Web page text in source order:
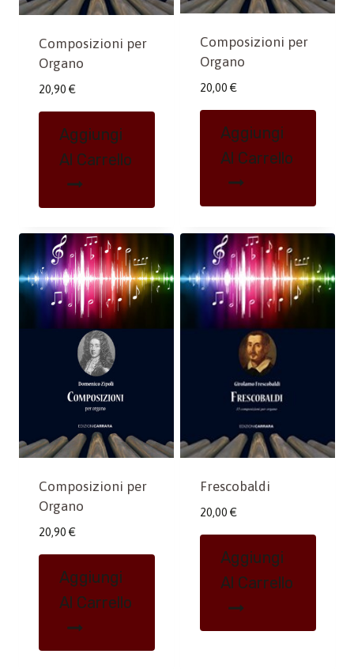
Composizioni per
Organo
20,90 €
Aggiungi
Al Carrello
Composizioni per
Organo
20,00 €
Aggiungi
Al Carrello
Composizioni per
Organo
20,90 €
Aggiungi
Al Carrello
Frescobaldi
20,00 €
Aggiungi
Al Carrello